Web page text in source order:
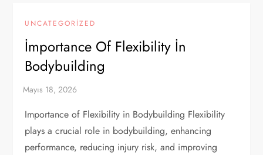
UNCATEGORIZED
İmportance Of Flexibility İn
Bodybuilding
Importance of Flexibility in Bodybuilding Flexibility
plays a crucial role in bodybuilding, enhancing
performance, reducing injury risk, and improving